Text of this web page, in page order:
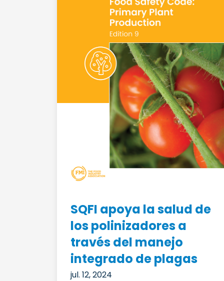
SQFI apoya la salud de
los polinizadores a
través del manejo
integrado de plagas
jul. 12, 2024